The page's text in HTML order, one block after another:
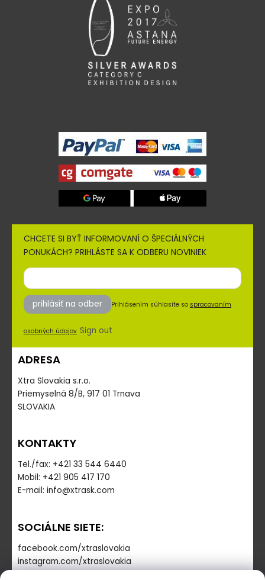
CHCETE SI BYŤ INFORMOVANÍ O ŠPECIÁLNÝCH
PONUKÁCH? PRIHLÁSTE SA K ODBERU NOVINIEK
prihlásiť na odber Prihlásením súhlasíte so spracovaním
osobných údajov Sign out
ADRESA
Xtra Slovakia s.r.o.
Priemyselná 8/B, 917 01 Trnava
SLOVAKIA
KONTAKTY
Tel./fax: +421 33 544 6440
Mobil: +421 905 417 170
E-mail: info@xtrask.com
SOCIÁLNE SIETE:
facebook.com/xtraslovakia
instagram.com/xtraslovakia